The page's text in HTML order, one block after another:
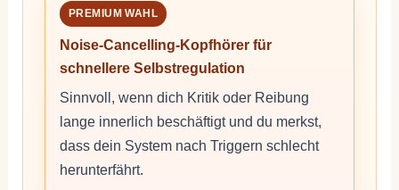
PREMIUM WAHL
Noise-Cancelling-Kopfhörer für
schnellere Selbstregulation
Sinnvoll, wenn dich Kritik oder Reibung
lange innerlich beschäftigt und du merkst,
dass dein System nach Triggern schlecht
herunterfährt.